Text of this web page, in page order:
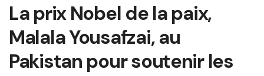
La prix Nobel de la paix,
Malala Yousafzai, au
Pakistan pour soutenir les